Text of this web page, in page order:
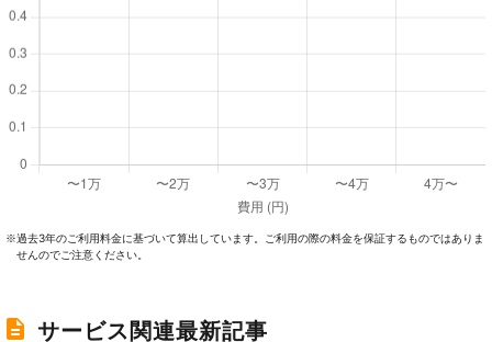
※過去3年のご利⽤料⾦に基づいて算出しています。ご利⽤の際の料⾦を保証するものではありま
せんのでご注意ください。
サービス関連最新記事